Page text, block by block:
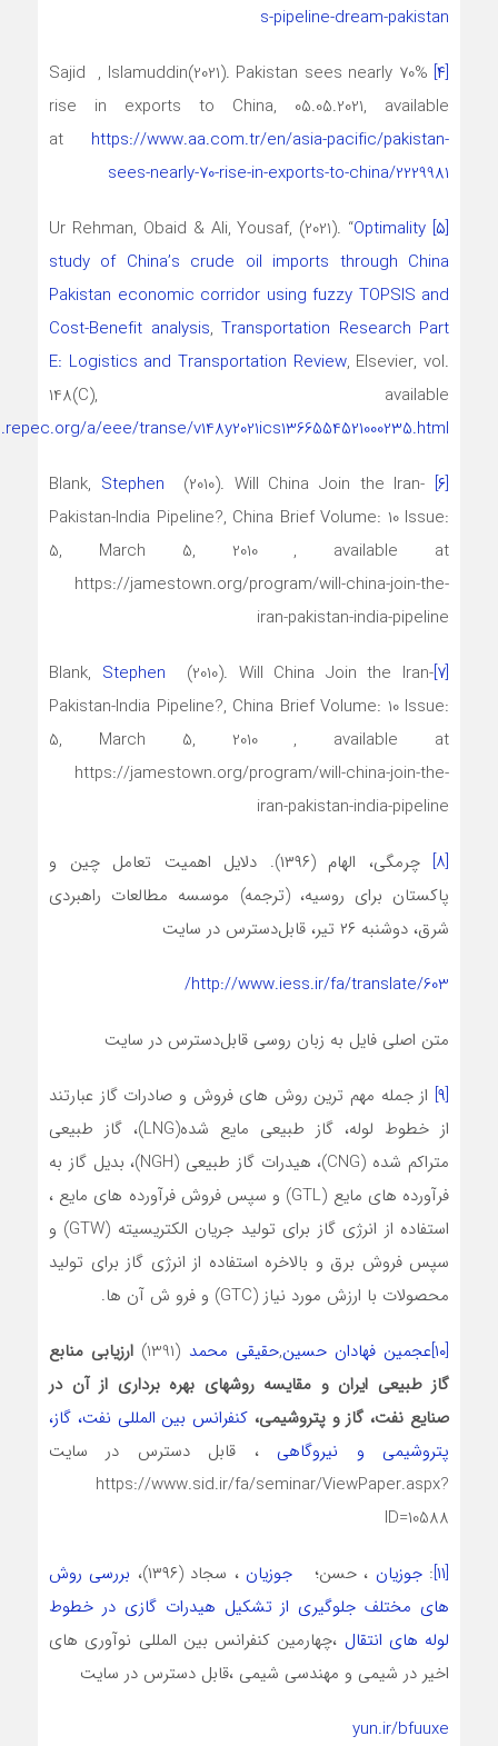
s-pipeline-dream-pakistan
[۴]
Sajid , Islamuddin(2021). Pakistan sees nearly 70%
rise in exports to China, 05.05.2021, available
at https://www.aa.com.tr/en/asia-pacific/pakistan-
sees-nearly-70-rise-in-exports-to-china/2229981
[۵]
Optimality
study of China’s crude oil imports through China
Pakistan economic corridor using fuzzy TOPSIS and
Cost-Benefit analysis, Transportation Research Part
E: Logistics and Transportation Review, Elsevier, vol.
148(C), available
a/eee/transe/v148y2021ics1366554521000235.html
[۶] Stephen
(2010). Will China Join the Iran-
Pakistan-India Pipeline?, China Brief Volume: 10 Issue:
5, March 5, 2010 , available at
https://jamestown.org/program/will-china-join-the-
iran-pakistan-india-pipeline
[۷] Blank, Stephen
(2010). Will China Join the Iran-
Pakistan-India Pipeline?, China Brief Volume: 10 Issue:
5, March 5, 2010 , available at
https://jamestown.org/program/will-china-join-the-
iran-pakistan-india-pipeline
[۸]
چرمگی، الهام (۱۳۹۶). دلایل اهمیت تعامل چین و
پاکستان برای روسیه، (ترجمه) موسسه مطالعات راهبردی
شرق، دوشنبه ۲۶ تیر، قابل‌دسترس در سایت
http://www.iess.ir/fa/translate/603/
متن اصلی فایل به زبان روسی قابل‌دسترس در سایت
[۹]
از جمله مهم ترین روش های فروش و صادرات گاز عبارتند
از خطوط لوله، گاز طبیعی مایع شده(LNG)، گاز طبیعی
متراکم شده (CNG)، هیدرات گاز طبیعی (NGH)، بدیل گاز به
فرآورده های مایع (GTL) و سپس فروش فرآورده های مایع ،
استفاده از انرژی گاز برای تولید جریان الکتریسیته (GTW) و
سپس فروش برق و بالاخره استفاده از انرژی گاز برای تولید
محصولات با ارزش مورد نیاز (GTC) و فرو ش آن ها.
[۱۰] عجمین فهادان حسین,حقیقی محمد (1391)
ارزیابی منابع
گاز طبیعی ایران و مقایسه روشهای بهره برداری از آن در
صنایع نفت، گاز و پتروشیمی، کنفرانس بین المللی نفت، گاز،
پتروشیمی و نیروگاهی ، قابل دسترس در سایت
https://www.sid.ir/fa/seminar/ViewPaper.aspx?
ID=10588
[۱۱] :جوزیان ، حسن؛ جوزیان، سجاد (۱۳۹۶)،
بررسی روش
های مختلف جلوگیری از تشکیل هیدرات گازی در خطوط
لوله های انتقال ،چهارمین کنفرانس بین المللی نوآوری های
اخیر در شیمی و مهندسی شیمی ،قابل دسترس در سایت
yun.ir/bfuuxe